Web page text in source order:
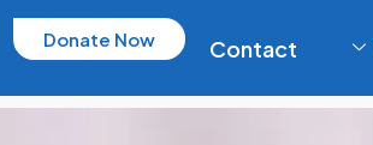
Contact
Donate Now